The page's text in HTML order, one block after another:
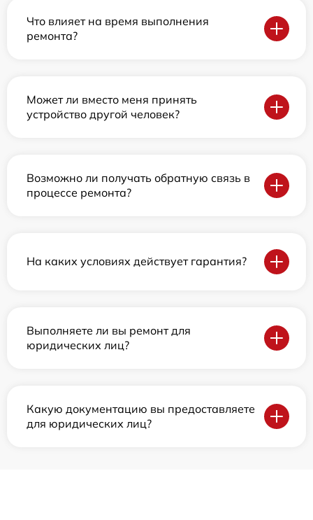
Что влияет на время выполнения
ремонта?
Может ли вместо меня принять
устройство другой человек?
Возможно ли получать обратную связь в
процессе ремонта?
На каких условиях действует гарантия?
Выполняете ли вы ремонт для
юридических лиц?
Какую документацию вы предоставляете
для юридических лиц?